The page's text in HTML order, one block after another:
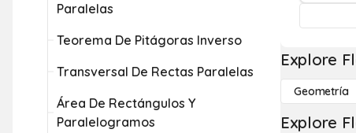
Paralelas
Teorema De Pitágoras Inverso
Transversal De Rectas Paralelas
Área De Rectángulos Y
Paralelogramos
Explore
Geometría
Explore